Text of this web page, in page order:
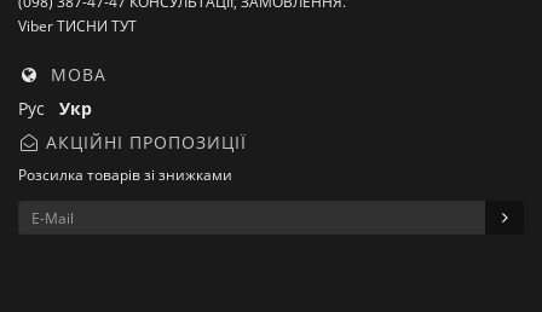
Viber ТИСНИ ТУТ
МОВА
Рус Укр
АКЦІЙНІ ПРОПОЗИЦІЇ
Розсилка товарів зі знижками